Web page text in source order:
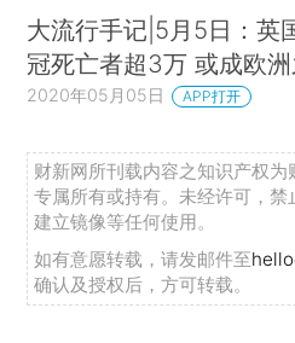
大流行手记|5月5日：英
冠死亡者超3万 或成欧
2020年05月05日 APP打开
财新网所刊载内容之知识产权
专属所有或持有。未经许可，禁
建立镜像等任何使用。
如有意愿转载，请发邮件至
确认及授权后，方可转载。